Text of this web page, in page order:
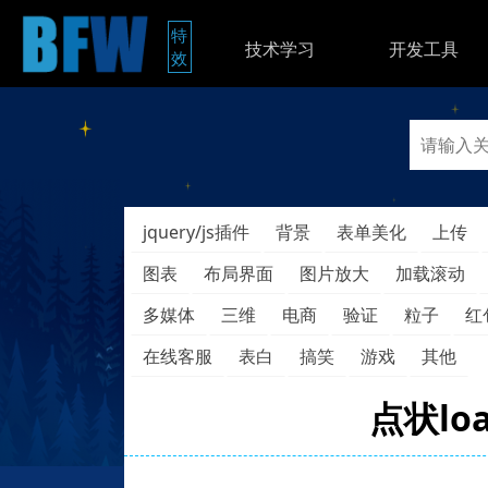
特
效
技术学习 开发工具
jquery/js插件 背景 表单美化
上传
图表
布局界面 图片放大
加载滚动
多媒体
三维 电商 验证 粒子
红
在线客服
表白 搞笑 游戏 其他
点状